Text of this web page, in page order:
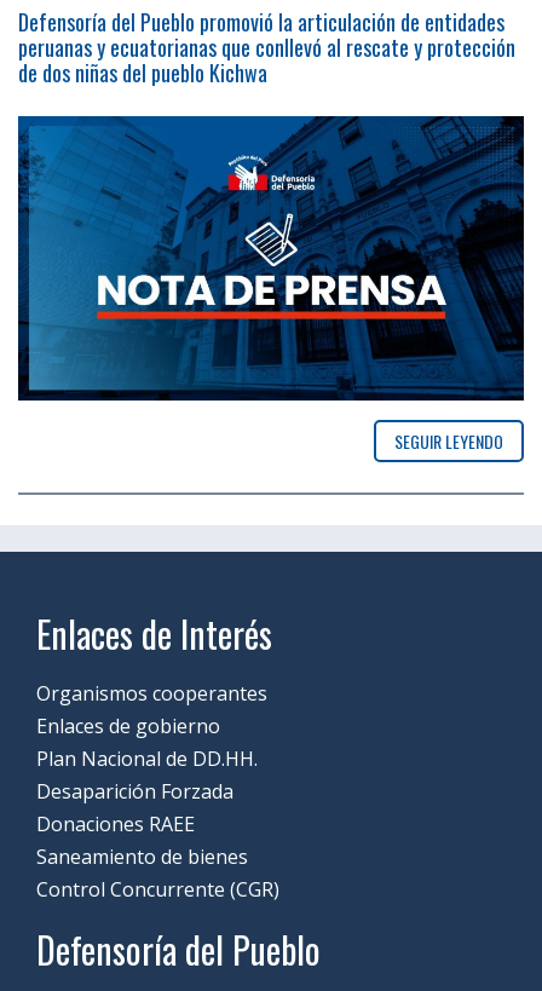
Defensoría del Pueblo promovió la articulación de entidades
peruanas y ecuatorianas que conllevó al rescate y protección
de dos niñas del pueblo Kichwa
SEGUIR LEYENDO
Enlaces de Interés
Organismos cooperantes
Enlaces de gobierno
Plan Nacional de DD.HH.
Desaparición Forzada
Donaciones RAEE
Saneamiento de bienes
Control Concurrente (CGR)
Defensoría del Pueblo